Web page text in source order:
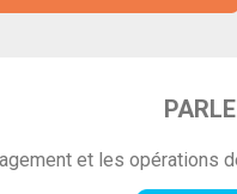
et les opérations